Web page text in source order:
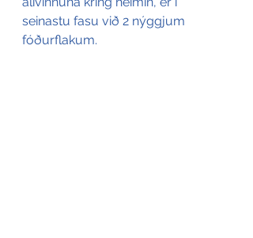
seinastu fasu við 2 nýggjum
fóðurflakum.